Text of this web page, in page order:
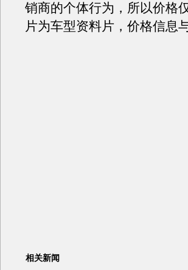
销商的个体行为，所以价格
片为车型资料片，价格信息
相关新闻